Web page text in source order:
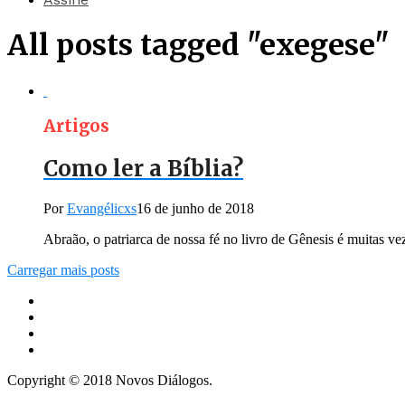
All posts tagged "exegese"
Artigos
Como ler a Bíblia?
PorEvangélicxs16 de junho de 2018
Abraão, o patriarca de nossa fé no livro de Gênesis é muitas
Carregar mais posts
Copyright © 2018 Novos Diálogos.